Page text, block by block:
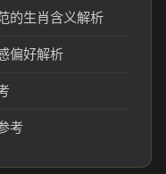
的生肖含义解析
偏好解析
考